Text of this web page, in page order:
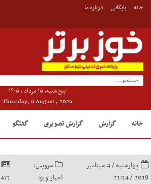
خانه بایگانی درباره ما
پنج شنبه, ۱۵ مرداد , ۱۴۰۵
Thursday, 6 August , 2026
خانه گزارش گزارش تصویری گفتگو
چهارشنبه / 4 سپتامبر
2019 / 21:14
سرویس:
اخبار ویژه
471